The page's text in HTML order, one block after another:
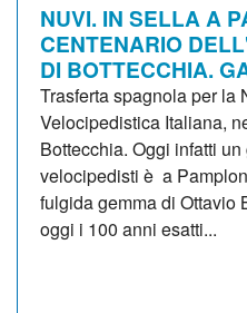
NUVI. IN SELLA A
CENTENARIO
DI BOTTECCHIA.
Trasferta spagnola per
Velocipedistica Italiana,
Bottecchia. Oggi infatti
velocipedisti è a
fulgida gemma di Ottavio
oggi i 100 anni esatti...